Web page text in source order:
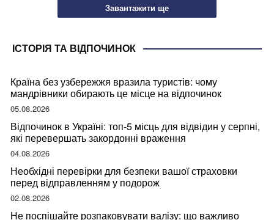
Завантажити ще
ІСТОРІЯ ТА ВІДПОЧИНОК
Країна без узбережжя вразила туристів: чому
мандрівники обирають це місце на відпочинок
05.08.2026
Відпочинок в Україні: топ-5 місць для відвідин у серпні,
які перевершать закордонні враження
04.08.2026
Необхідні перевірки для безпеки вашої страховки
перед відправленням у подорож
02.08.2026
Не поспішайте розпаковувати валізу: що важливо